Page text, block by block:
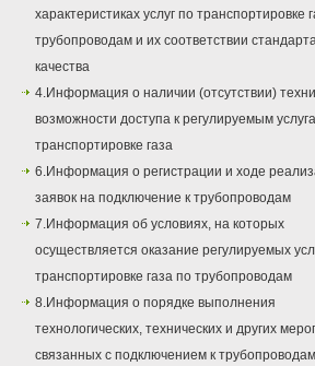
характеристиках услуг по транспортировке
трубопроводам и их соответствии
качества
4.Информация о наличии (отсутствии)
возможности доступа к регулируемым
транспортировке газа
6.Информация о регистрации и ходе
заявок на подключение к трубопроводам
7.Информация об условиях, на которых
осуществляется оказание регулируемых
транспортировке газа по трубопроводам
8.Информация о порядке выполнения
технологических, технических и других
связанных с подключением к трубопроводам